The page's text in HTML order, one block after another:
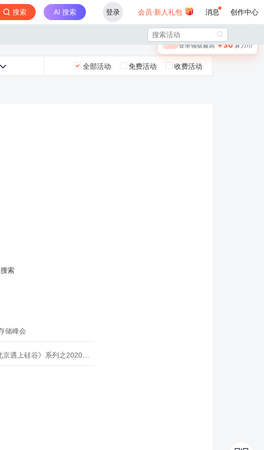
搜索 AI 搜索 登录 会员·新人礼包 消息 创作中心
🎁 未登录
登录领取最高￥30算力币

 全部活动 免费活动 收费活动
索
储峰会
硅谷》系列之2020年度开源峰会